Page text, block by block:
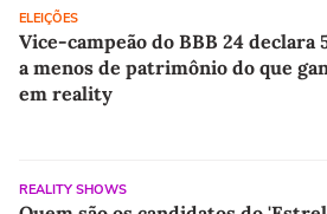
ELEIÇÕES
Vice-campeão do BBB 24 declara
a menos de patrimônio do que
em reality
REALITY SHOWS